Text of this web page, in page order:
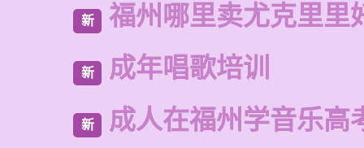
新 福州哪里卖尤克里里
新 成年唱歌培训
新 成人在福州学音乐高